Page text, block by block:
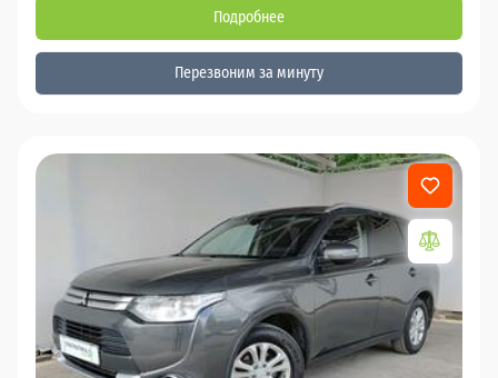
Подробнее
Перезвоним за минуту